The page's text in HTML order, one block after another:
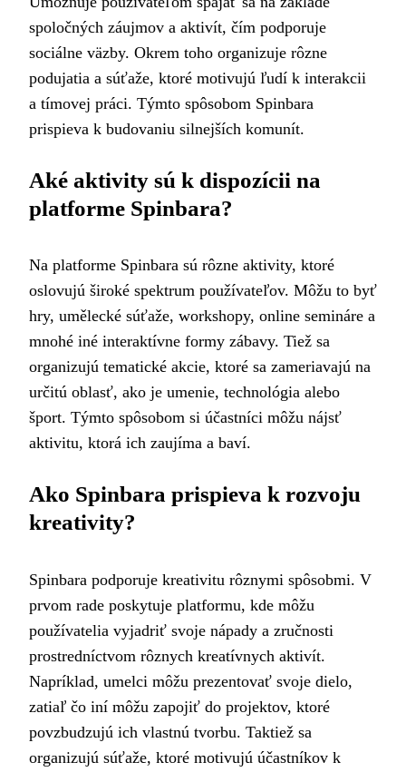
spoločných záujmov a aktivít, čím podporuje
sociálne väzby. Okrem toho organizuje rôzne
podujatia a súťaže, ktoré motivujú ľudí k interakcii
a tímovej práci. Týmto spôsobom Spinbara
prispieva k budovaniu silnejších komunít.
Aké aktivity sú k dispozícii na
platforme Spinbara?
Na platforme Spinbara sú rôzne aktivity, ktoré
oslovujú široké spektrum používateľov. Môžu to byť
hry, umělecké súťaže, workshopy, online semináre a
mnohé iné interaktívne formy zábavy. Tiež sa
organizujú tematické akcie, ktoré sa zameriavajú na
určitú oblasť, ako je umenie, technológia alebo
šport. Týmto spôsobom si účastníci môžu nájsť
aktivitu, ktorá ich zaujíma a baví.
Ako Spinbara prispieva k rozvoju
kreativity?
Spinbara podporuje kreativitu rôznymi spôsobmi. V
prvom rade poskytuje platformu, kde môžu
používatelia vyjadriť svoje nápady a zručnosti
prostredníctvom rôznych kreatívnych aktivít.
Napríklad, umelci môžu prezentovať svoje dielo,
zatiaľ čo iní môžu zapojiť do projektov, ktoré
povzbudzujú ich vlastnú tvorbu. Taktiež sa
organizujú súťaže, ktoré motivujú účastníkov k